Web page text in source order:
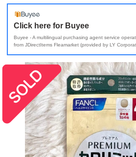
Click here for Buyee
Buyee - A multilingual purchasing agent service
from JDirectItems Fleamarket (provided by LY